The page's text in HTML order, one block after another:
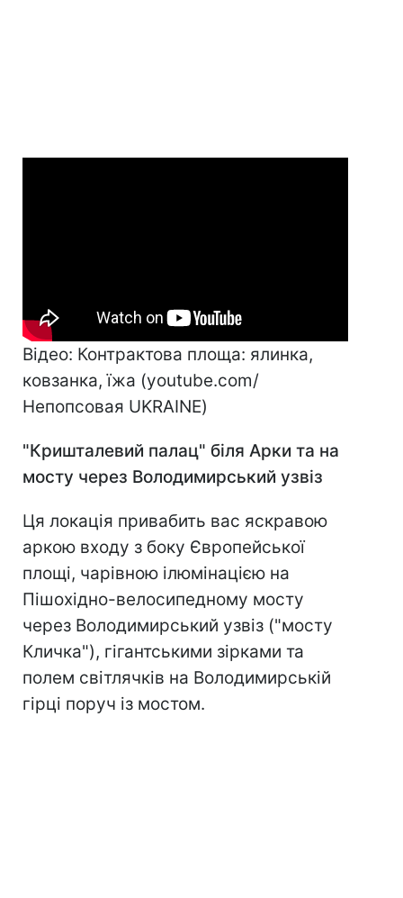
Відео: Контрактова площа: ялинка,
ковзанка, їжа (youtube.com/
Непопсовая UKRAINE)
"Кришталевий палац" біля Арки та на
мосту через Володимирський узвіз
Ця локація привабить вас яскравою
аркою входу з боку Європейської
площі, чарівною ілюмінацією на
Пішохідно-велосипедному мосту
через Володимирський узвіз ("мосту
Кличка"), гігантськими зірками та
полем світлячків на Володимирській
гірці поруч із мостом.